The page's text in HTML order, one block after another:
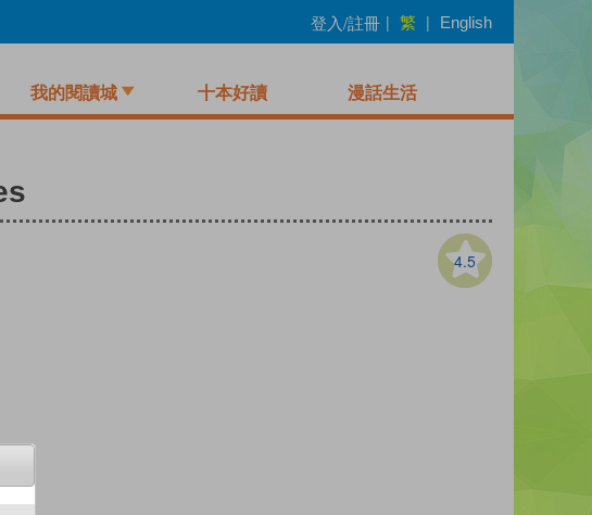
登入/註冊 | 繁 | English
我的閱讀城 十本好讀 漫話生活
4.5